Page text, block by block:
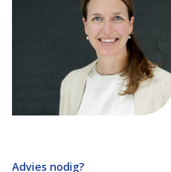
Advies nodig?